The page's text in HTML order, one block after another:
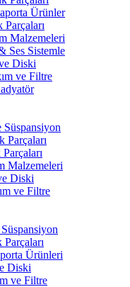
Ürünler
Malzemeleri
Ses Sistemle
Diski
ve Filtre
Süspansiyon
Parçaları
Malzemeleri
Diski
ve Filtre
Ürünleri
Diski
ve Filtre